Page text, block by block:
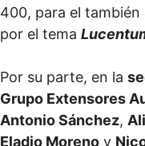
400, para el también
por el tema
Por su parte, en la
Grupo Extensores
Antonio Sánchez,
Eladio Moreno y